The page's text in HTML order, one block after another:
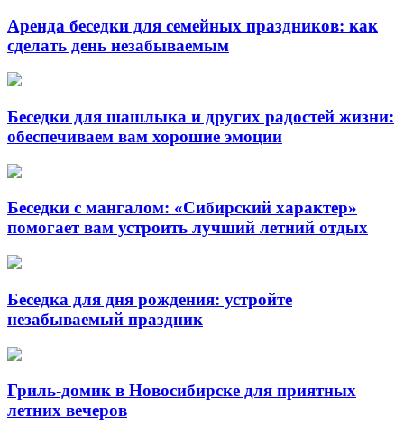
Аренда беседки для семейных праздников: как
сделать день незабываемым
Беседки для шашлыка и других радостей жизни:
обеспечиваем вам хорошие эмоции
Беседки с мангалом: «Сибирский характер»
помогает вам устроить лучший летний отдых
Беседка для дня рождения: устройте
незабываемый праздник
Гриль-домик в Новосибирске для приятных
летних вечеров